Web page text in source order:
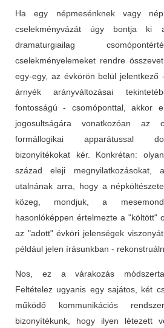
Ha egy népmesénknek vagy
cselekményvázát úgy bontja ki
dramaturgiailag
cselekményelemeket rendre
egy-egy, az évkörön belül
árnyék arányváltozásai
fontosságú - csomóponttal, akkor
jogosultságára vonatkozóan az
formállogikai apparátussal
bizonyítékokat kér. Konkrétan:
század eleji megnyilatkozásokat,
utalnának arra, hogy a
közeg, mondjuk, a
hasonlóképpen értelmezte a "költött"
az "adott" évköri jelenségek
például jelen írásunkban -
Nos, ez a várakozás
Feltételez ugyanis egy sajátos, két
működő kommunikációs
bizonyítékunk, hogy ilyen létezett